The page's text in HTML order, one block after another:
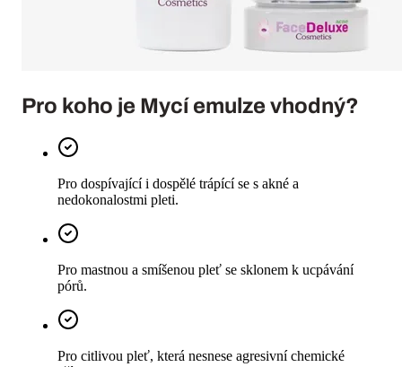
Pro koho je Mycí emulze vhodný?
Pro dospívající i dospělé trápící se s akné a
nedokonalostmi pleti.
Pro mastnou a smíšenou pleť se sklonem k ucpávání
pórů.
Pro citlivou pleť, která nesnese agresivní chemické